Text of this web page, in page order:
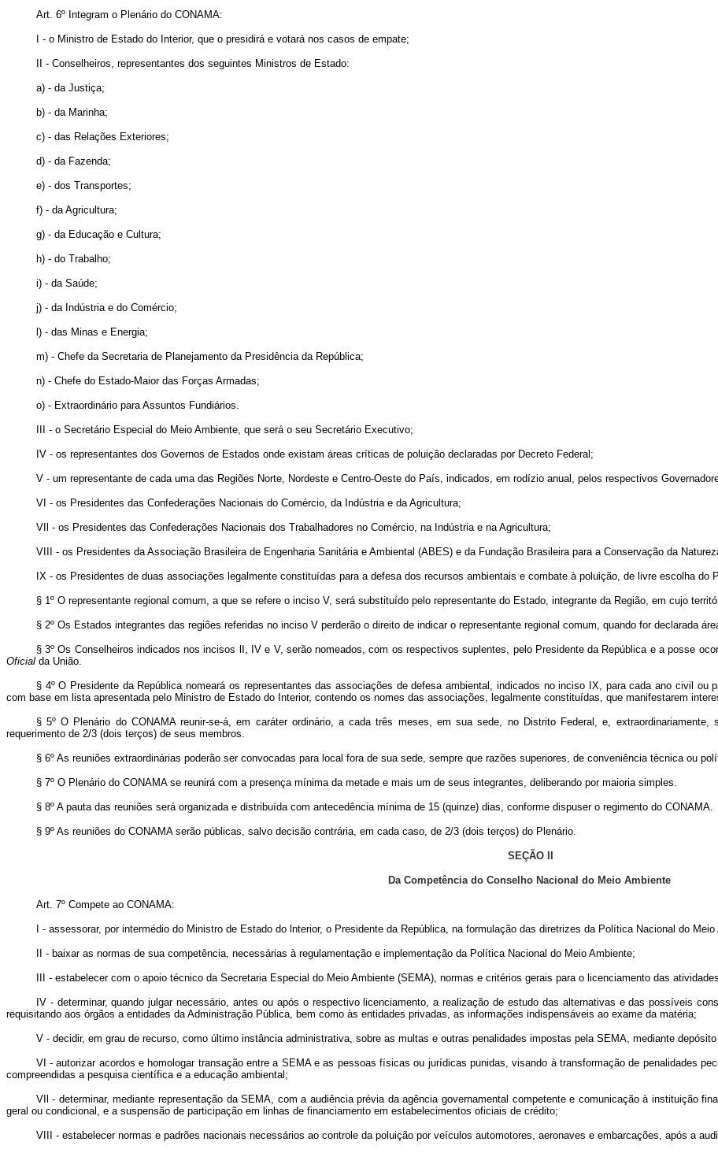
Art. 6º Integram o Plenário do CONAMA:
I - o Ministro de Estado do Interior, que o presidirá e votará nos casos de empate;
II - Conselheiros, representantes dos seguintes Ministros de Estado:
a) - da Justiça;
b) - da Marinha;
c) - das Relações Exteriores;
d) - da Fazenda;
e) - dos Transportes;
f) - da Agricultura;
g) - da Educação e Cultura;
h) - do Trabalho;
i) - da Saúde;
j) - da Indústria e do Comércio;
l) - das Minas e Energia;
m) - Chefe da Secretaria de Planejamento da Presidência da República;
n) - Chefe do Estado-Maior das Forças Armadas;
o) - Extraordinário para Assuntos Fundiários.
III - o Secretário Especial do Meio Ambiente, que será o seu Secretário Executivo;
IV - os representantes dos Governos de Estados onde existam áreas críticas de poluição declaradas por Decreto Federal;
V - um representante de cada uma das Regiões Norte, Nordeste e Centro-Oeste do País, indicados, em rodízio anual, pelos respectivos
VI - os Presidentes das Confederações Nacionais do Comércio, da Indústria e da Agricultura;
VIl - os Presidentes das Confederações Nacionais dos Trabalhadores no Comércio, na Indústria e na Agricultura;
VIII - os Presidentes da Associação Brasileira de Engenharia Sanitária e Ambiental (ABES) e da Fundação Brasileira para a Conservação da
IX - os Presidentes de duas associações legalmente constituídas para a defesa dos recursos ambientais e combate à poluição, de livre escolha do
§ 1º O representante regional comum, a que se refere o inciso V, será substituído pelo representante do Estado, integrante da Região, em cujo
§ 2º Os Estados integrantes das regiões referidas no inciso V perderão o direito de indicar o representante regional comum, quando for declarada
§ 3º Os Conselheiros indicados nos incisos lI, IV e V, serão nomeados, com os respectivos suplentes, pelo Presidente da República e a posse
Oficial da União.
§ 4º O Presidente da República nomeará os representantes das associações de defesa ambiental, indicados no inciso IX, para cada ano civil
com base em lista apresentada pelo Ministro de Estado do Interior, contendo os nomes das associações, legalmente constituídas, que manifestarem
§ 5º O Plenário do CONAMA reunir-se-á, em caráter ordinário, a cada três meses, em sua sede, no Distrito Federal, e,
requerimento de 2/3 (dois terços) de seus membros.
§ 6º As reuniões extraordinárias poderão ser convocadas para local fora de sua sede, sempre que razões superiores, de conveniência técnica ou
§ 7º O Plenário do CONAMA se reunirá com a presença mínima da metade e mais um de seus integrantes, deliberando por maioria simples.
§ 8º A pauta das reuniões será organizada e distribuída com antecedência mínima de 15 (quinze) dias, conforme dispuser o regimento do CONAMA.
§ 9º As reuniões do CONAMA serão públicas, salvo decisão contrária, em cada caso, de 2/3 (dois terços) do Plenário.
SEÇÃO II
Da Competência do Conselho Nacional do Meio Ambiente
Art. 7º Compete ao CONAMA:
I - assessorar, por intermédio do Ministro de Estado do lnterior, o Presidente da República, na formulação das diretrizes da Política Nacional do Meio
II - baixar as normas de sua competência, necessárias à regulamentação e implementação da Política Nacional do Meio Ambiente;
III - estabelecer com o apoio técnico da Secretaria Especial do Meio Ambiente (SEMA), normas e critérios gerais para o licenciamento das
IV - determinar, quando julgar necessário, antes ou após o respectivo licenciamento, a realização de estudo das alternativas e das possíveis
requisitando aos órgãos a entidades da Administração Pública, bem como às entidades privadas, as informações indispensáveis ao exame da matéria;
V - decidir, em grau de recurso, como último instância administrativa, sobre as multas e outras penalidades impostas pela SEMA, mediante
VI - autorizar acordos e homologar transação entre a SEMA e as pessoas físicas ou jurídicas punidas, visando à transformação de penalidades
compreendidas a pesquisa científica e a educação ambiental;
VIl - determinar, mediante representação da SEMA, com a audiência prévia da agência governamental competente e comunicação à instituição
geral ou condicional, e a suspensão de participação em linhas de financiamento em estabelecimentos oficiais de crédito;
VIII - estabelecer normas e padrões nacionais necessários ao controle da poluição por veículos automotores, aeronaves e embarcações, após a